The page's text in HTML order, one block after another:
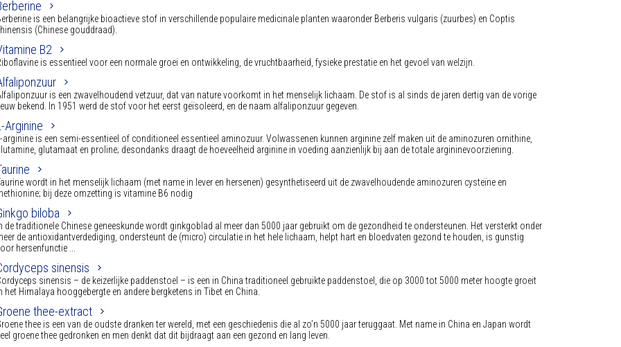
is een belangrijke bioactieve stof in verschillende populaire medicinale planten waaronder Berberis vulgaris (zuurbes) en Coptis
(Chinese gouddraad).
B2
is essentieel voor een normale groei en ontwikkeling, de vruchtbaarheid, fysieke prestatie en het gevoel van welzijn.
is een zwavelhoudend vetzuur, dat van nature voorkomt in het menselijk lichaam. De stof is al sinds de jaren dertig van de vorige
bekend. In 1951 werd de stof voor het eerst geïsoleerd, en de naam alfaliponzuur gegeven.
Arginine
arginine is een semi-essentieel of conditioneel essentieel aminozuur. Volwassenen kunnen arginine zelf maken uit de aminozuren ornithine,
glutamaat en proline; desondanks draagt de hoeveelheid arginine in voeding aanzienlijk bij aan de totale argininevoorziening.
wordt in het menselijk lichaam (met name in lever en hersenen) gesynthetiseerd uit de zwavelhoudende aminozuren cysteïne en
bij deze omzetting is vitamine B6 nodig
biloba
de traditionele Chinese geneeskunde wordt ginkgoblad al meer dan 5000 jaar gebruikt om de gezondheid te ondersteunen. Het versterkt onder
de antioxidantverdediging, ondersteunt de (micro) circulatie in het hele lichaam, helpt hart en bloedvaten gezond te houden, is gunstig
hersenfunctie ...
sinensis
sinensis – de keizerlijke paddenstoel – is een in China traditioneel gebruikte paddenstoel, die op 3000 tot 5000 meter hoogte groeit
het Himalaya hooggebergte en andere bergketens in Tibet en China.
thee-extract
thee is een van de oudste dranken ter wereld, met een geschiedenis die al zo’n 5000 jaar teruggaat. Met name in China en Japan wordt
groene thee gedronken en men denkt dat dit bijdraagt aan een gezond en lang leven.